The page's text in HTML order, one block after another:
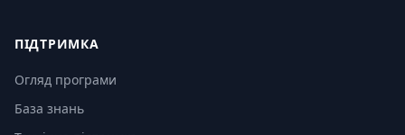
ПІДТРИМКА
Огляд програми
База знань